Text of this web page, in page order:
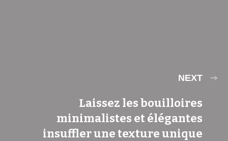
NEXT
Laissez les bouilloires
minimalistes et élégantes
insuffler une texture unique